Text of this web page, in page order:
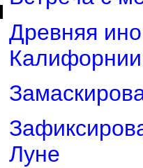
Древняя
Калифорнии
Луне